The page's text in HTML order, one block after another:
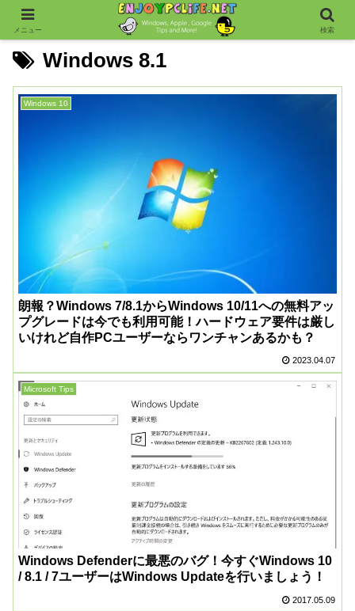
Windows 8.1
Windows 10
朗報？Windows 7/8.1からWindows 10/11への無料アッ
プグレードは今でも利用可能！ハードウェア要件は厳し
いけれど自作PCユーザーならワンチャンあるかも？
2023.04.07
Microsoft Tips
Windows Defenderに最悪のバグ！今すぐWindows 10
/ 8.1 / 7ユーザーはWindows Updateを行いましょう！
2017.05.09
メニュー 検索